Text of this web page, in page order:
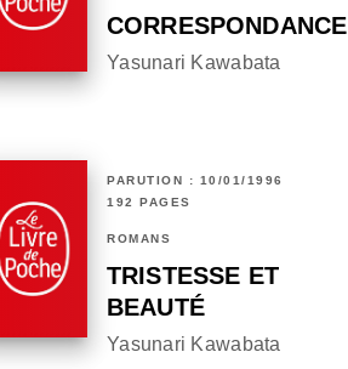
CORRESPONDANCE
Yasunari Kawabata
PARUTION : 10/01/1996
192 PAGES
ROMANS
TRISTESSE ET
BEAUTÉ
Yasunari Kawabata